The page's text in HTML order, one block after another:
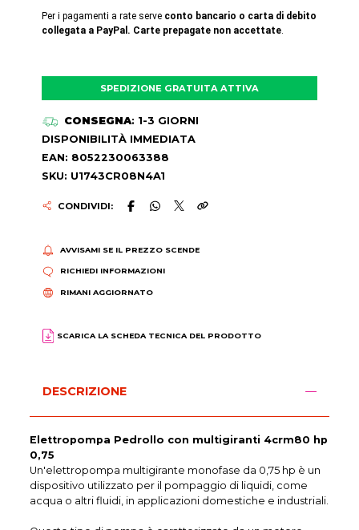
Per i pagamenti a rate serve conto bancario o carta di debito
collegata a PayPal. Carte prepagate non accettate
SPEDIZIONE GRATUITA ATTIVA
CONSEGNA: 1-3 GIORNI
DISPONIBILITÀ IMMEDIATA
EAN: 8052230063388
SKU: U1743CR08N4A1
CONDIVIDI:
AVVISAMI SE IL PREZZO SCENDE
RICHIEDI INFORMAZIONI
RIMANI AGGIORNATO
SCARICA LA SCHEDA TECNICA DEL PRODOTTO
DESCRIZIONE
Elettropompa Pedrollo con multigiranti 4crm80 hp
0,75
Un'elettropompa multigirante monofase da 0,75 hp è un
dispositivo utilizzato per il pompaggio di liquidi, come
acqua o altri fluidi, in applicazioni domestiche e industriali.